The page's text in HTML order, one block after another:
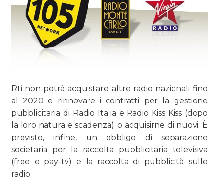
Rti non potrà acquistare altre radio nazionali fino
al 2020 e rinnovare i contratti per la gestione
pubblicitaria di Radio Italia e Radio Kiss Kiss (dopo
la loro naturale scadenza) o acquisirne di nuovi. È
previsto, infine, un obbligo di separazione
societaria per la raccolta pubblicitaria televisiva
(free e pay-tv) e la raccolta di pubblicità sulle
radio.